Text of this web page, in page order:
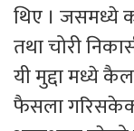
थिए । जसमध्ये
तथा चोरी
यी मुद्दा मध्ये
फैसला